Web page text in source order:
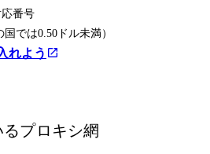
応番号
では0.50ドル未満）
れよう
プロキシ網